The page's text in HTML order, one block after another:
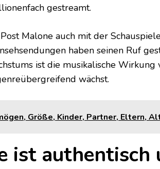
gestreamt.
Malone auch mit der
haben seinen Ruf
ist die musikalische
wächst.
Größe, Kinder, Partner, Eltern,
ist authentisch